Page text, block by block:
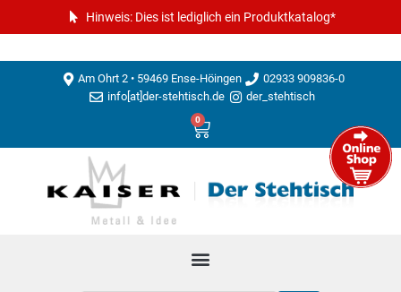
Hinweis: Dies ist lediglich ein Produktkatalog*
Am Ohrt 2 • 59469 Ense-Höingen
02933 909836-0
info[at]der-stehtisch.de
der_stehtisch
0